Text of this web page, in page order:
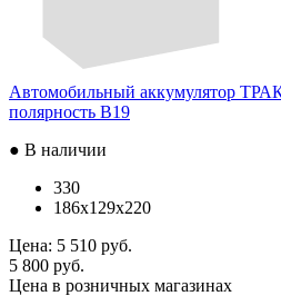
Автомобильный аккумулятор
полярность B19
● В наличии
330
186x129x220
Цена: 5 510 руб.
5 800 руб.
Цена в розничных магазинах